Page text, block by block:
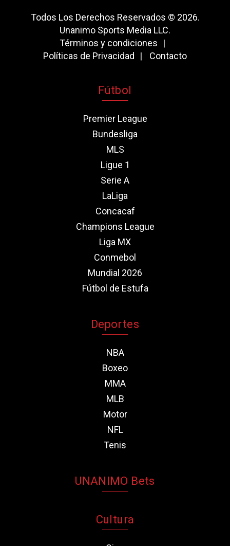
Todos Los Derechos Reservados © 2026.
Unanimo Sports Media LLC.
Términos y condiciones
Políticas de Privacidad
Contacto
Fútbol
Premier League
Bundesliga
MLS
Ligue 1
Serie A
LaLiga
Concacaf
Champions League
Liga MX
Conmebol
Mundial 2026
Fútbol de Estufa
Deportes
NBA
Boxeo
MMA
MLB
Motor
NFL
Tenis
UNANIMO Bets
Cultura